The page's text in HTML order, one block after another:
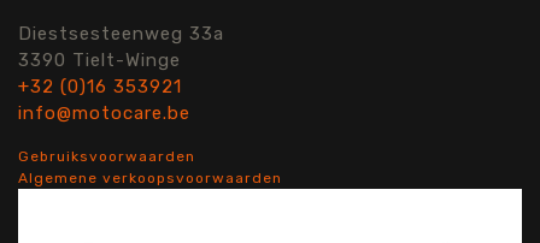
Diestsesteenweg 33a
3390 Tielt-Winge
+32 (0)16 353921
info@motocare.be
Gebruiksvoorwaarden
Algemene verkoopsvoorwaarden